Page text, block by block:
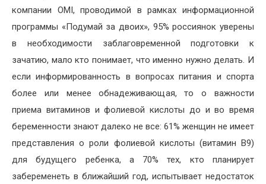
компании OMI, проводимой в рамках информационной
программы «Подумай за двоих», 95% россиянок уверены
в необходимости заблаговременной подготовки к
зачатию, мало кто понимает, что именно нужно делать. И
если информированность в вопросах питания и спорта
более или менее обнадеживающая, то о важности
приема витаминов и фолиевой кислоты до и во время
беременности знают далеко не все: 61% женщин не имеет
представления о роли фолиевой кислоты (витамин В9)
для будущего ребенка, а 70% тех, кто планирует
забеременеть в ближайший год, испытывает недостаток